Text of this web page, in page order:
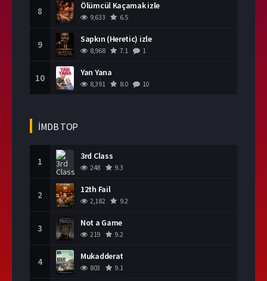
8 Ölümcül Kaçamak izle
9,633 6.5
9 Sapkın (Heretic) izle
8,968 7.1 1
10 Yan Yana
8,391 8.0 10
İMDB TOP
1 3rd Class
248 9.3
2 12th Fail
2,182 9.2
3 Not a Game
219 9.2
4 Mukadderat
803 9.1